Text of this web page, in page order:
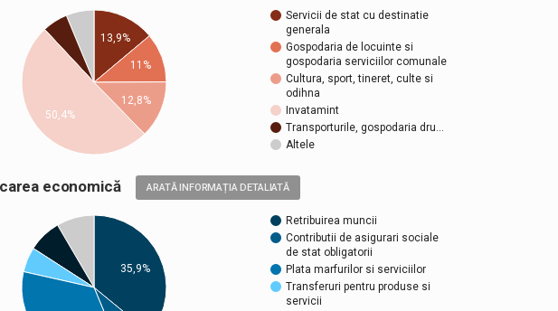
Servicii de stat cu destinatie
generala
Gospodaria de locuinte si
gospodaria serviciilor comunale
Cultura, sport, tineret, culte si
odihna
Invatamint
Transporturile, gospodaria dru…
Altele
13,9%
11%
12,8%
50,4%
economică ARATĂ INFORMAȚIA DETALIATĂ
Retribuirea muncii
Contributii de asigurari sociale
de stat obligatorii
Plata marfurilor si serviciilor
Transferuri pentru produse si
servicii
35,9%